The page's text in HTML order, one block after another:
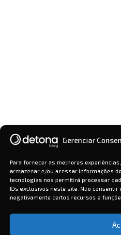
Gerenciar
Para fornecer as melhores
armazenar e/ou acessar informações
tecnologias nos permitirá processar
IDs exclusivos neste site. Não
negativamente certos recursos e